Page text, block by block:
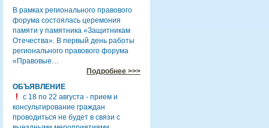
В рамках регионального правового
форума состоялась церемония
памяти у памятника «Защитникам
Отечества». В первый день работы
регионального правового форума
«Правовые…
Подробнее >>>
ОБЪЯВЛЕНИЕ
с 18 по 22 августа - прием и
консультирование граждан
проводиться не будет в связи с